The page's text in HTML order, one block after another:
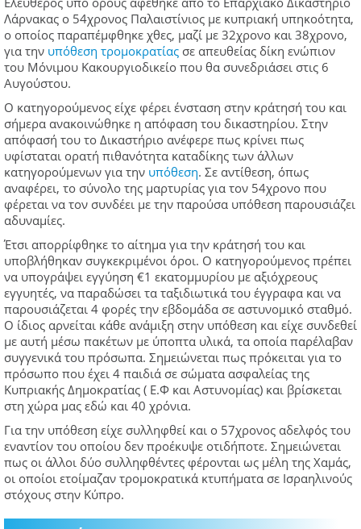
Λάρνακας ο 54χρονος Παλαιστίνιος με κυπριακή υπηκοότητα,
ο οποίος παραπέμφθηκε χθες, μαζί με 32χρονο και 38χρονο,
για την υπόθεση τρομοκρατίας σε απευθείας δίκη ενώπιον
του Μόνιμου Κακουργιοδικείο που θα συνεδριάσει στις 6
Αυγούστου.
Ο κατηγορούμενος είχε φέρει ένσταση στην κράτησή του και
σήμερα ανακοινώθηκε η απόφαση του δικαστηρίου. Στην
απόφασή του το Δικαστήριο ανέφερε πως κρίνει πως
υφίσταται ορατή πιθανότητα καταδίκης των άλλων
κατηγορούμενων για την υπόθεση. Σε αντίθεση, όπως
αναφέρει, το σύνολο της μαρτυρίας για τον 54χρονο που
φέρεται να τον συνδέει με την παρούσα υπόθεση παρουσιάζει
αδυναμίες.
Έτσι απορρίφθηκε το αίτημα για την κράτησή του και
υποβλήθηκαν συγκεκριμένοι όροι. Ο κατηγορούμενος πρέπει
να υπογράψει εγγύηση €1 εκατομμυρίου με αξιόχρεους
εγγυητές, να παραδώσει τα ταξιδιωτικά του έγγραφα και να
παρουσιάζεται 4 φορές την εβδομάδα σε αστυνομικό σταθμό.
Ο ίδιος αρνείται κάθε ανάμιξη στην υπόθεση και είχε συνδεθεί
με αυτή μέσω πακέτων με ύποπτα υλικά, τα οποία παρέλαβαν
συγγενικά του πρόσωπα. Σημειώνεται πως πρόκειται για το
πρόσωπο που έχει 4 παιδιά σε σώματα ασφαλείας της
Κυπριακής Δημοκρατίας ( Ε.Φ και Αστυνομίας) και βρίσκεται
στη χώρα μας εδώ και 40 χρόνια.
Για την υπόθεση είχε συλληφθεί και ο 57χρονος αδελφός του
εναντίον του οποίου δεν προέκυψε οτιδήποτε. Σημειώνεται
πως οι άλλοι δύο συλληφθέντες φέρονται ως μέλη της Χαμάς,
οι οποίοι ετοίμαζαν τρομοκρατικά κτυπήματα σε Ισραηλινούς
στόχους στην Κύπρο.